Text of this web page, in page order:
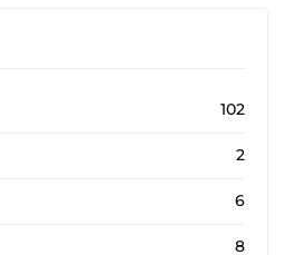
102
2
6
8